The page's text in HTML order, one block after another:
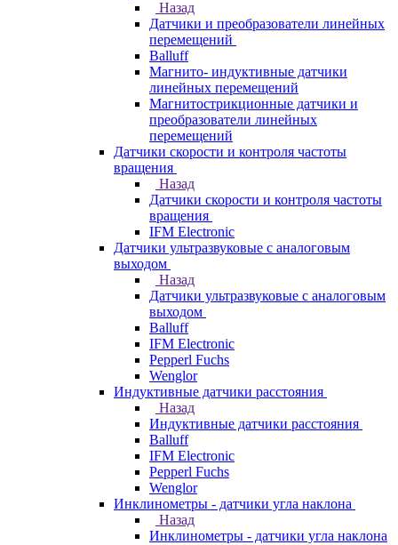
Назад
Датчики и преобразователи линейных
перемещений
Balluff
Магнито- индуктивные датчики
линейных перемещений
Магнитострикционные датчики и
преобразователи линейных
перемещений
Датчики скорости и контроля частоты
вращения
Назад
Датчики скорости и контроля частоты
вращения
IFM Electronic
Датчики ультразвуковые с аналоговым
выходом
Назад
Датчики ультразвуковые с аналоговым
выходом
Balluff
IFM Electronic
Pepperl Fuchs
Wenglor
Индуктивные датчики расстояния
Назад
Индуктивные датчики расстояния
Balluff
IFM Electronic
Pepperl Fuchs
Wenglor
Инклинометры - датчики угла наклона
Назад
Инклинометры - датчики угла наклона